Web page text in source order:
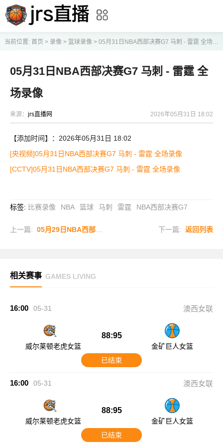
当前位置: 首页 > 录像> 篮球录像> 05月31日NBA西部决赛G7 马刺 - 雷霆 全场录像
05月31日NBA西部决赛G7 马刺 - 雷霆 全
场录像
来源： jrs直播网 2026年05月31日 18:02
【添加时间】：2026年05月31日 18:02
[央视频]05月31日NBA西部决赛G7 马刺 - 雷霆 全场录像
[CCTV]05月31日NBA西部决赛G7 马刺 - 雷霆 全场录像
标签: 比赛录像 NBA 篮球 马刺 雷霆 NBA西部决赛G7
上一篇: 05月29日NBA西部决赛G6 雷霆 - 马刺 全场录像 下一篇: 返回列表
相关赛事 GAMES LIVING
16:00 05-31 澳西女联
威尔莱顿老虎女篮
88:95
金矿巨人女篮
已结束
16:00 05-31 澳西女联
威尔莱顿老虎女篮
88:95
金矿巨人女篮
已结束